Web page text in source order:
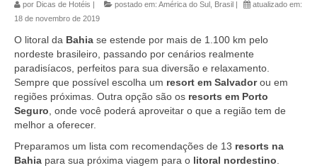
por Dicas de Hotéis postado em: América do Sul Brasil
atualizado em:
18 de novembro de 2019
O litoral da Bahia se estende por mais de 1.100 km pelo
nordeste brasileiro, passando por cenários realmente
paradisíacos, perfeitos para sua diversão e relaxamento.
Sempre que possível escolha um resort em Salvadorou em
regiões próximas. Outra opção são os resorts em Porto
Seguro, onde você poderá aproveitar o que a região tem de
melhor a oferecer.
Preparamos um lista com recomendações de 13 resorts na
Bahia para sua próxima viagem para o litoral nordestino.